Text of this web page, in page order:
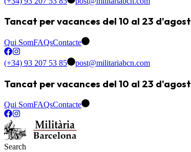
Tancat per vacances del 10 al 23 d'agost
Qui SomFAQsContacte
(+34) 93 207 53 85 post@militariabcn.com
Tancat per vacances del 10 al 23 d'agost
Qui SomFAQsContacte
Search